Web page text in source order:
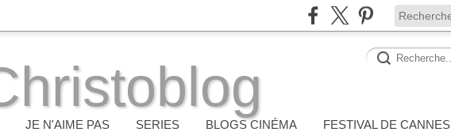
JE N'AIME PAS SERIES BLOGS CINÉMA FESTIVAL DE CANNES